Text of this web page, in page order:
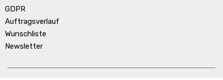
GDPR
Auftragsverlauf
Wunschliste
Newsletter